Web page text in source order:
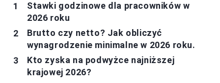
Stawki godzinowe dla pracowników w
2026 roku
Brutto czy netto? Jak obliczyć
wynagrodzenie minimalne w 2026 roku.
Kto zyska na podwyżce najniższej
krajowej 2026?